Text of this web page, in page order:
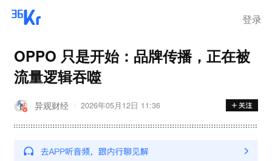
登录
OPPO 只是开始：品牌传播，正在被
流量逻辑吞噬
异观财经 2026年05月12日 11:36